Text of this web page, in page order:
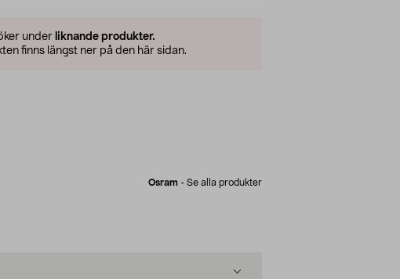
under liknande produkter.
finns längst ner på den här sidan.
Osram - Se alla produkter